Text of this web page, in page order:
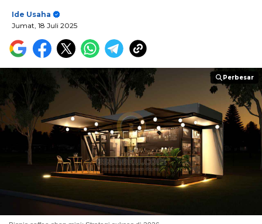
Ide Usaha
Jumat, 18 Juli 2025
Perbesar
Perbesar